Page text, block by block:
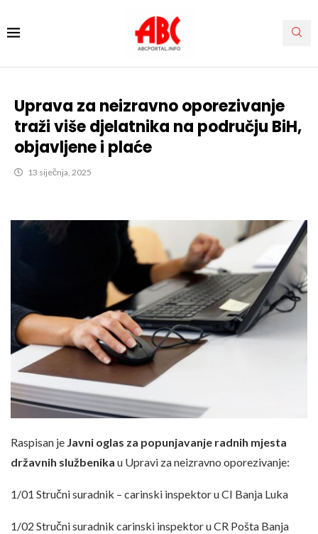
Uprava za neizravno oporezivanje
traži više djelatnika na području BiH,
objavljene i plaće
13 siječnja, 2025
Raspisan je Javni oglas za popunjavanje radnih mjesta
državnih službenika u Upravi za neizravno oporezivanje:
1/01 Stručni suradnik – carinski inspektor u CI Banja Luka
1/02 Stručni suradnik carinski inspektor u CR Pošta Banja